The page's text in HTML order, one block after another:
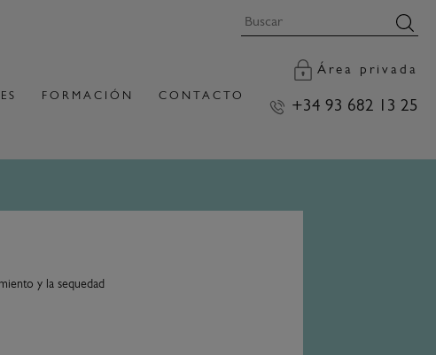
FORMACIÓN CONTACTO
Área privada
+34 93 682 13 25
y la sequedad